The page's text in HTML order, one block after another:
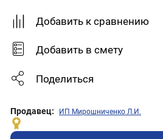
Добавить к сравнению
Добавить в смету
Поделиться
Продавец: ИП Мирошниченко Л.И.